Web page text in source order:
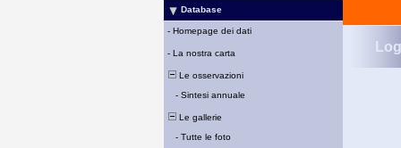
Database
- Homepage dei dati
- La nostra carta
Le osservazioni
- Sintesi annuale
Le gallerie
- Tutte le foto